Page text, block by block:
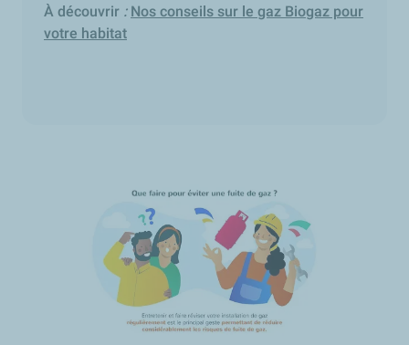
À découvrir : Nos conseils sur le gaz Biogaz pour
votre habitat